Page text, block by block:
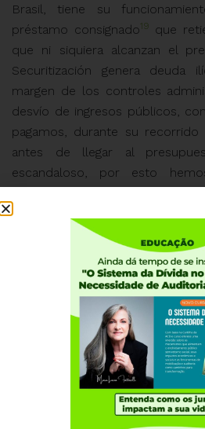
Brasil, tiene su
préstamo consignado19
que
que ni siquiera alcanzan el
Securitización genera deuda
margen de los controles
desvío de ingresos públicos,
pagamos, durante su
antes de llegar al
escandaloso, por esto
desvío de recursos
compleja ingeniería financiera
ha buscado descifrar y
que la gente comprenda este
investigaciones, pues la llamada “
identificada en diversas
otros países como Puerto
pues este ha sido uno de los
bancaria en Europa durante la
daño causado por la
en todos los lugares